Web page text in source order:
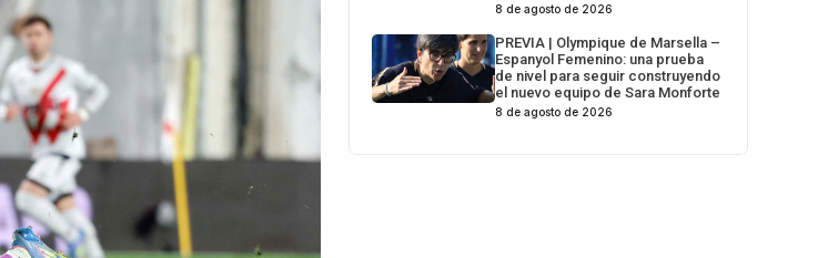
8 de agosto de 2026
PREVIA | Olympique de Marsella –
Espanyol Femenino: una prueba
de nivel para seguir construyendo
el nuevo equipo de Sara Monforte
8 de agosto de 2026